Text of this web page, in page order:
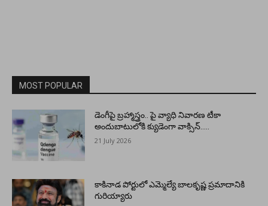
MOST POPULAR
డెంగీపై బ్రహ్మాస్త్రం.. పై వ్యాధి నివారణ టీకా
అందుబాటులోకి క్యుడెంగా వాక్సిన్…..
21 July 2026
కాకినాడ పోర్టులో ఎమ్మెల్యే బాలకృష్ణ ప్రమాదానికి
గురియ్యారు